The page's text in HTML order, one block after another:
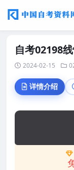
自考02198
2024-02-15
详情介绍